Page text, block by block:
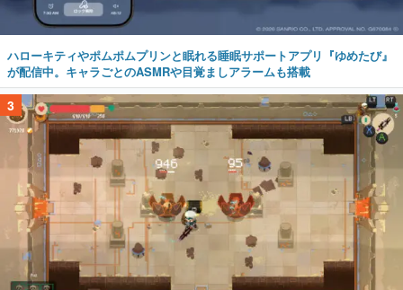
ハローキティやポムポムプリンと眠れる睡眠サポートアプリ『ゆめたび』
が配信中。キャラごとのASMRや目覚ましアラームも搭載
3